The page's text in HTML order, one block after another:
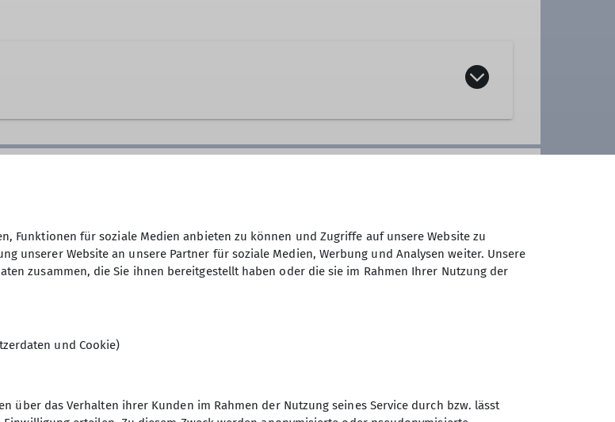
unterwegs sind.
sind oder sonst über ihre Zeit frei verfügen können und körperlich in
stehen auch leichtere Berg- und Flachwanderungen (ca. 15
Kulturfahrten und -veranstaltungen und jährlich mindestens eine
Unternehmungen.
Unternehmungen angeboten. Bei unserem vielfältigen
Gruppe kennenlernen will, fasse sich ein Herz und komme am besten
in Gilching (immer 14-tägig von 10:30 bis 11:30 Uhr) und mache
29.06.2025
Funktionen für soziale Medien anbieten zu können und Zugriffe auf unsere Website zu
unserer Website an unsere Partner für soziale Medien, Werbung und Analysen weiter. Unsere
zusammen, die Sie ihnen bereitgestellt haben oder die sie im Rahmen Ihrer Nutzung der
und Cookie)
über das Verhalten ihrer Kunden im Rahmen der Nutzung seines Service durch bzw. lässt